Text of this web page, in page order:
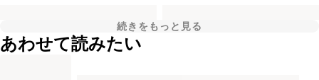
続きをもっと見る
あわせて読みたい